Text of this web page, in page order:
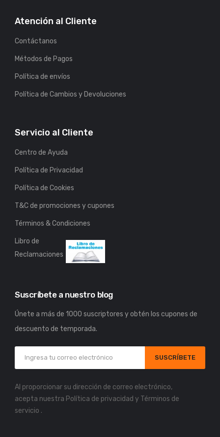
Atención al Cliente
Contáctanos
Métodos de Pagos
Política de envíos
Política de Cambios y Devoluciones
Servicio al Cliente
Centro de Ayuda
Política de Privacidad
Política de Cookies
T&C de promociones y cupones
Términos & Condiciones
Libro de
Reclamaciones
Suscríbete a nuestro blog
Únete a más de 1000 suscriptores y obtén los cupones de
descuento de temporada.
SUSCRÍBETE
Al proporcionar su dirección de correo electrónico,
acepta nuestra Política de privacidad y Términos de
servicio .